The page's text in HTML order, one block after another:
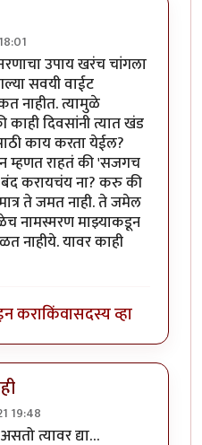
उपाय खरंच चांगला
सवयी वाईट
नाहीत. त्यामुळे
दिवसांनी त्यात खंड
काय करता येईल?
म्हणत राहतं की 'सजगच
बंद करायचंय ना? करु की
मात्र ते जमत नाही. ते जमेल
नामस्मरण माझ्याकडून
नाहीये. यावर काही
कराकिंवासदस्य व्हा
19:48
byउपयोजक
त्यावर द्या…